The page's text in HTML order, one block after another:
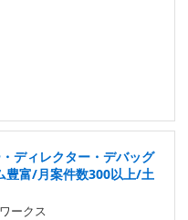
ディレクター・デバッグ
豊富/月案件数300以上/土
ークス